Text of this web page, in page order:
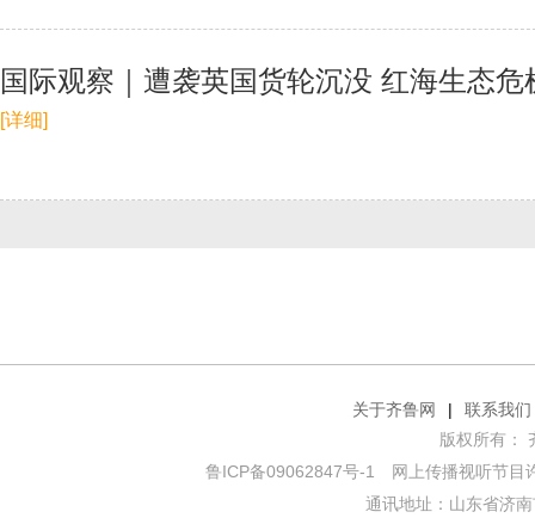
国际观察｜遭袭英国货轮沉没 红海生态
[详细]
关于齐鲁网 |
联系我们
版权所有：
鲁ICP备09062847号-1
网上传播视听节目
通讯地址：山东省济